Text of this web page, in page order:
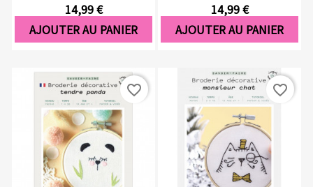
14,99 €
AJOUTER AU PANIER
14,99 €
AJOUTER AU PANIER
favorite_border favorite_border